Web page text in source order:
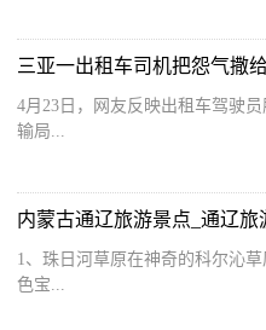
4月23日，网友反映出租车驾驶
输局...
内蒙古通辽旅游景点_通辽
1、珠日河草原在神奇的科尔沁
色宝...